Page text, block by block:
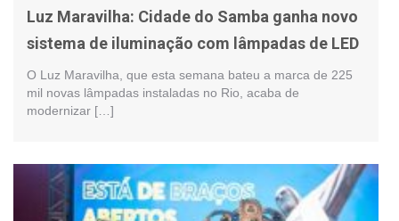
Luz Maravilha: Cidade do Samba ganha novo
sistema de iluminação com lâmpadas de LED
O Luz Maravilha, que esta semana bateu a marca de 225
mil novas lâmpadas instaladas no Rio, acaba de
modernizar […]